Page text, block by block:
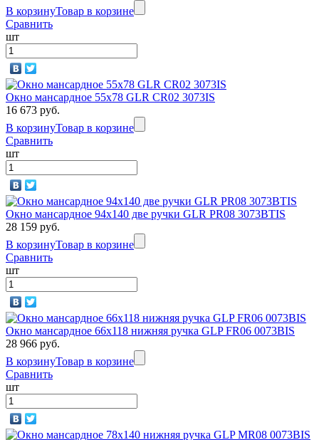
В корзинуТовар в корзине
Сравнить
шт
Окно мансардное 55x78 GLR CR02 3073IS
16 673 руб.
В корзинуТовар в корзине
Сравнить
шт
Окно мансардное 94x140 две ручки GLR PR08 3073BTIS
28 159 руб.
В корзинуТовар в корзине
Сравнить
шт
Окно мансардное 66x118 нижняя ручка GLP FR06 0073BIS
28 966 руб.
В корзинуТовар в корзине
Сравнить
шт